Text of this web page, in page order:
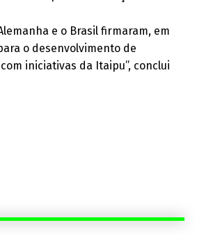
e o Brasil firmaram, em
o desenvolvimento de
iniciativas da Itaipu”, conclui